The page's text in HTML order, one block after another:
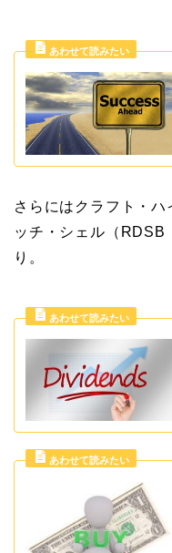
さらにはクラフト・
ッチ・シェル（RDSB
り。